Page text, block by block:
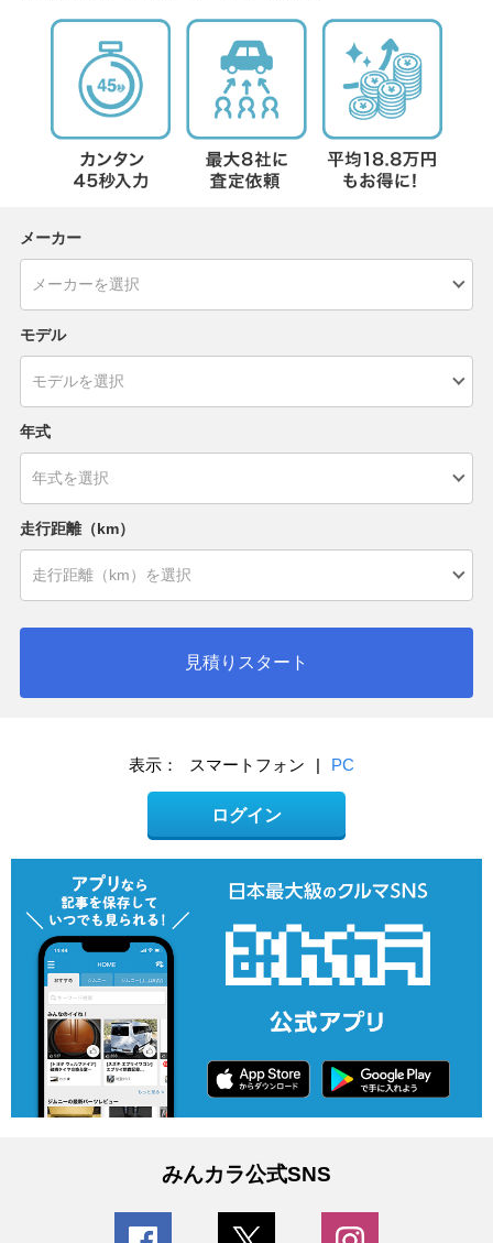
メーカー
モデル
年式
走行距離（km）
見積りスタート
表示： スマートフォン | PC
ログイン
みんカラ公式SNS